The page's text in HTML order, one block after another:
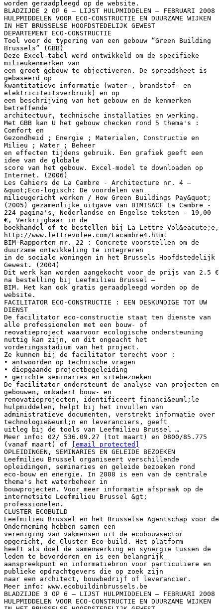
worden geraadpleegd op de website.
BLADZIJDE 2 OP 6 – LIJST HULPMIDDELEN – FEBRUARI 2008
HULPMIDDELEN VOOR ECO-CONSTRUCTIE EN DUURZAME WIJKEN
IN HET BRUSSELSE HOOFDSTEDELIJK GEWEST
DEPARTEMENT ECO-CONSTRUCTIE
Tool voor de typering van een gebouw “Green Building
Brussels” (GBB)
Deze Excel-tabel werd ontwikkeld om de specifieke
milieukenmerken van
een groot gebouw te objectiveren. De spreadsheet is
gebaseerd op
kwantitatieve informatie (water-, brandstof- en
elektriciteitsverbruik) en op
een beschrijving van het gebouw en de kenmerken
betreffende
architectuur, technische installaties en werking.
Met GBB kan U het gebouw checken rond 5 thema's :
Comfort en
Gezondheid ; Energie ; Materialen, Constructie en
Milieu ; Water ; Beheer
en effecten tijdens gebruik. Een grafiek geeft een
idee van de globale
score van het gebouw. Excel-model te downloaden op
Internet. (2006)
Les Cahiers de La Cambre - Architecture nr. 4 –
&quot;Eco-logisch: De voordelen van
milieugericht werken / How Green Buildings Pay&quot;
(2005) gezamenlijke uitgave van BIMISACF La Cambre -
224 pagina's, Nederlandse en Engelse teksten - 19,00
€, Verkrijgbaar in de
boekhandel of te bestellen bij La Lettre Vol&eacute;e,
http://www.lettrevolee.com/Lacambre4.html
BIM-Rapporten nr. 22 : Concrete voorstellen om de
duurzame ontwikkeling te integreren
in de sociale woningen in het Brussels Hoofdstedelijk
Gewest. (2004)
Dit werk kan worden aangekocht voor de prijs van 2.5 €
na bestelling bij Leefmilieu Brussel –
BIM. Het kan ook gratis geraadpleegd worden op de
website.
FACILITATOR ECO-CONSTRUCTIE : EEN DESKUNDIGE TOT UW
DIENST
De facilitator eco-constructie staat ten dienste van
alle professionelen met een bouw- of
reovatieproject waarvoor ecologische ondersteuning
nuttig kan zijn, en dit ongeacht het
vorderingsstadium van het project.
Ze kunnen bij de facilitator terecht voor :
• antwoorden op technische vragen
• diepgaande projectbegeleiding
• gerichte seminaries en sitebezoeken
De facilitator ondersteunt de analyse van projecten en
gebouwen, omkadert bouw- en
renovatieprojecten, identificeert financi&euml;le
hulpmiddelen, helpt bij het invullen van
administratieve documenten, verstrekt informatie over
technologie&euml;n en leveranciers, geeft
uitleg bij de tools van Leefmilieu Brussel …
Meer info: 02/ 536.09.27 (tot maart) en 0800/85.775
(vanaf maart) of
[email protected]
OPLEIDINGEN, SEMINARIES EN GELEIDE BEZOEKEN
Leefmilieu Brussel organiseert verschillende
opleidingen, seminaries en geleide bezoeken rond
eco-bouw en energie. In 2008 is een van de centrale
thema's het waterbeheer in
bouwprojecten. Voor meer informatie afspraak op de
internetsite Leefmilieu Brussel &gt;
professionelen.
CLUSTER ECOBUILD
Leefmilieu Brussel en het Brusselse Agentschap voor de
Onderneming hebben samen een
vereniging van vakmensen uit de ecobouwsector
opgericht, de Cluster Eco-build. Het platform
heeft als doel de samenwerking en synergie tussen de
leden te bevorderen en is een belangrijk
aanspreekpunt en informatiebron voor particuliere en
publieke opdrachtgevers die op zoek zijn
naar een architect, bouwbedrijf of leverancier.
Meer info: www.ecobuildinbrussels.be
BLADZIJDE 3 OP 6 – LIJST HULPMIDDELEN – FEBRUARI 2008
HULPMIDDELEN VOOR ECO-CONSTRUCTIE EN DUURZAME WIJKEN